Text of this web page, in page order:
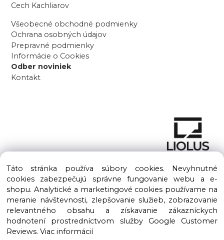
Cech Kachliarov
Všeobecné obchodné podmienky
Ochrana osobných údajov
Prepravné podmienky
Informácie o Cookies
Odber noviniek
Kontakt
Copyright © 2016 – 2026 LIOLUS s.r.o. Všetky práva vyhradené.
Vytvorené spoločnosťouLIOLUS, s.r.o.
Ku Bratke 11, Levice, 934 05
Táto stránka používa súbory cookies. Nevyhnutné
cookies zabezpečujú správne fungovanie webu a e-
shopu. Analytické a marketingové cookies používame na
meranie návštevnosti, zlepšovanie služieb, zobrazovanie
relevantného obsahu a získavanie zákazníckych
hodnotení prostredníctvom služby Google Customer
Reviews. Viac informácií